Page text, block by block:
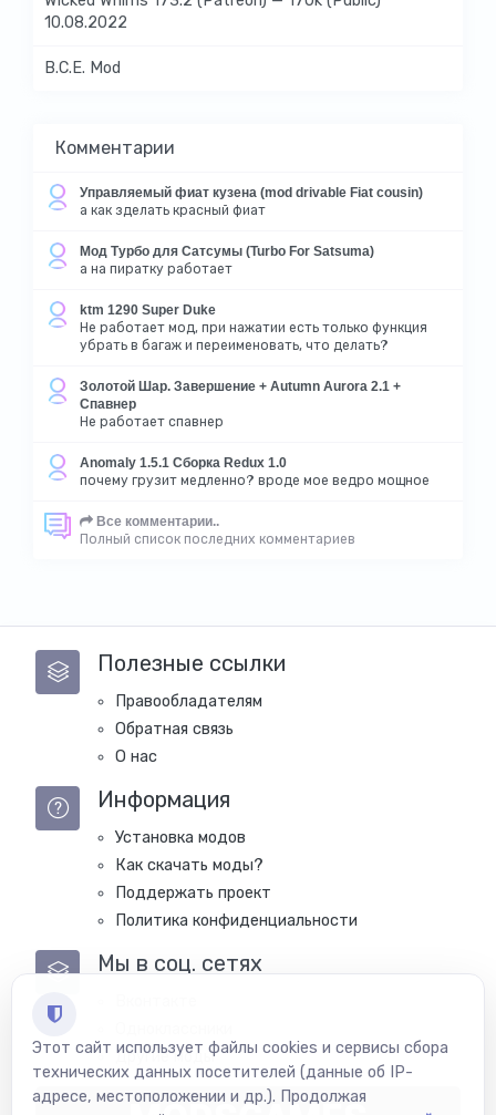
10.08.2022
B.C.E. Mod
Комментарии
Управляемый фиат кузена (mod drivable Fiat cousin)
а как зделать красный фиат
Мод Турбо для Сатсумы (Turbo For Satsuma)
а на пиратку работает
ktm 1290 Super Duke
Не работает мод, при нажатии есть только функция
убрать в багаж и переименовать, что делать?
Золотой Шар. Завершение + Autumn Aurora 2.1 +
Спавнер
Не работает спавнер
Anomaly 1.5.1 Сборка Redux 1.0
почему грузит медленно? вроде мое ведро мощное
Все комментарии..
Полный список последних комментариев
Полезные ссылки
Правообладателям
Обратная связь
О нас
Информация
Установка модов
Как скачать моды?
Поддержать проект
Политика конфиденциальности
Мы в соц. сетях
Другие моды
Этот сайт использует файлы cookies и сервисы сбора
технических данных посетителей (данные об IP-
адресе, местоположении и др.). Продолжая